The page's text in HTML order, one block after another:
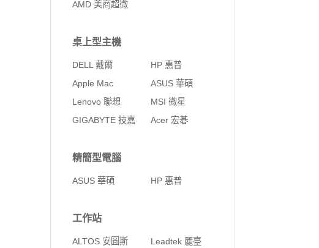
AMD 美商超微
桌上型主機
DELL 戴爾
HP 惠普
Apple Mac
ASUS 華碩
Lenovo 聯想
MSI 微星
GIGABYTE 技嘉
Acer 宏碁
精簡型電腦
ASUS 華碩 HP 惠普
工作站
ALTOS 安圖斯
Leadtek 麗臺